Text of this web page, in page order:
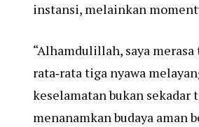
instansi, melainkan
“Alhamdulillah, saya
rata‑rata tiga nyawa
keselamatan bukan sekadar
menanamkan budaya aman